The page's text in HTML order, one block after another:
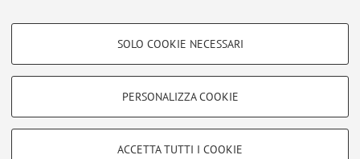
COOKIE DI PROFILAZIONE - FACOLTATIVI
COOKIE TECNICI - NECESSARI
SOLO COOKIE NECESSARI
PERSONALIZZA COOKIE
ACCETTA TUTTI I COOKIE
Area riservata
Accedi tramiteloginper gestire tutti i contenuti del sito.
Zamboni, 33 - 40126 Bologna - Partita IVA: 01131710376